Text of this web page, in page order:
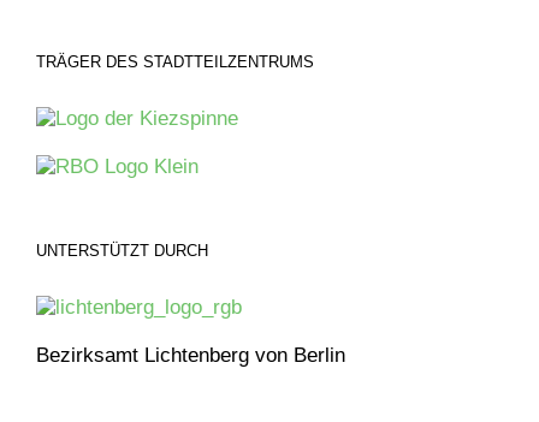
TRÄGER DES STADTTEILZENTRUMS
UNTERSTÜTZT DURCH
Bezirksamt Lichtenberg von Berlin